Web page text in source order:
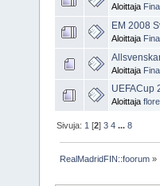
Aloittaja
EM 2008
Aloittaja
Aloittaja
UEFACup
Aloittaja
Sivuja: 1 [2]3 4 ...8
RealMadridFIN::foorum »